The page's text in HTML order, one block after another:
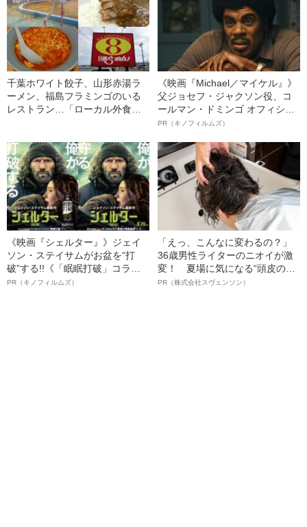
千葉ホワイト餃子、山形赤湯ラ
ーメン、福島フラミンゴのいる
レストラン…「ローカル外食チ
《映画『Michael／マイケル』》
父ジョセフ・ジャクソン役、コ
ールマン・ドミンゴ オフィシャ
ルインタビュー“観客を魅了した
語る”《日本興収70億円突破》
PR（キノフィルムズ）
《映画『シェルター』》ジェイ
ソン・ステイサムがお盆を“打
破”する!!《「眠眠打破」コラ
ボ》
PR（キノフィルムズ）
「えっ、こんなに変わるの？」
36歳男性ライターのニオイが激
変！ 夏場に気になる“頭皮のニ
オイ”や“ベタつき”を解消す
PR（株式会社スヴェンソン）